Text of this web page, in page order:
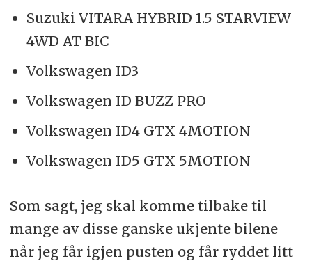
Suzuki VITARA HYBRID 1.5 STARVIEW
4WD AT BIC
Volkswagen ID3
Volkswagen ID BUZZ PRO
Volkswagen ID4 GTX 4MOTION
Volkswagen ID5 GTX 5MOTION
Som sagt, jeg skal komme tilbake til
mange av disse ganske ukjente bilene
når jeg får igjen pusten og får ryddet litt